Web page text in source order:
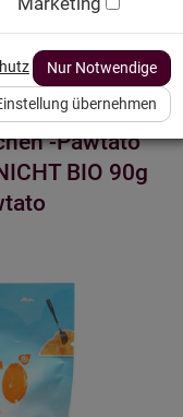
AllesFinder
Service FAQ
-Pawtato
BIO 90g
Nur Notwendige
übernehmen